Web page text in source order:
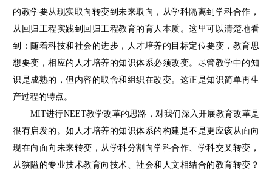
的教学要从现实取向转变到未来取向，从学科隔离到学科合作，
从回归工程实践到回归工程教育的育人本质。这里可以清楚地看
到：随着科技和社会的进步，人才培养的目标定位要变，教育思
想要变，相应的人才培养的知识体系必须改变。尽管教学中的知
识是成熟的，但内容的取舍和组织在改变。这正是知识简单再生
产过程的特点。
MIT进行NEET教学改革的思路，对我们深入开展教育改革是
很有启发的。如人才培养的知识体系的构建是不是更应该从面向
现在向面向未来转变，从学科分割向学科合作、学科交叉转变，
从狭隘的专业技术教育向技术、社会和人文相结合的教育转变？